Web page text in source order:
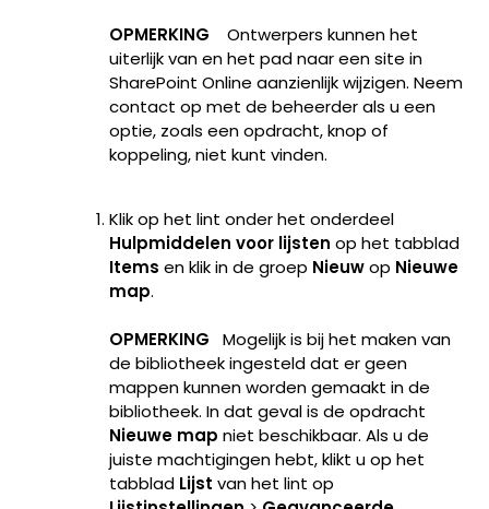
OPMERKING
Ontwerpers kunnen het
uiterlijk van en het pad naar een site in
SharePoint Online aanzienlijk wijzigen. Neem
contact op met de beheerder als u een
optie, zoals een opdracht, knop of
koppeling, niet kunt vinden.
Klik op het lint onder het onderdeel
Hulpmiddelen voor lijsten op het tabblad
Items en klik in de groep Nieuwop Nieuwe
map.
OPMERKING
Mogelijk is bij het maken van
de bibliotheek ingesteld dat er geen
mappen kunnen worden gemaakt in de
bibliotheek. In dat geval is de opdracht
Nieuwe map niet beschikbaar. Als u de
juiste machtigingen hebt, klikt u op het
tabblad Lijst van het lint op